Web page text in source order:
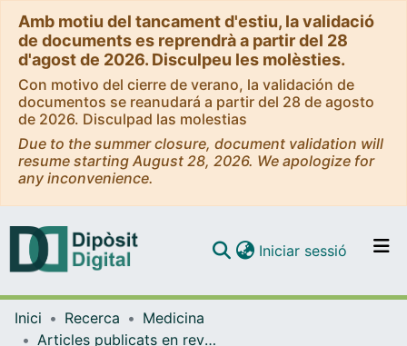
Amb motiu del tancament d'estiu, la validació
de documents es reprendrà a partir del 28
d'agost de 2026. Disculpeu les molèsties.
Con motivo del cierre de verano, la validación de
documentos se reanudará a partir del 28 de agosto
de 2026. Disculpad las molestias
Due to the summer closure, document validation will
resume starting August 28, 2026. We apologize for
any inconvenience.
Navega per tot el DD
Iniciar sessió (current)
Inici Recerca
Medicina
Articles publicats en revistes (Medicina)